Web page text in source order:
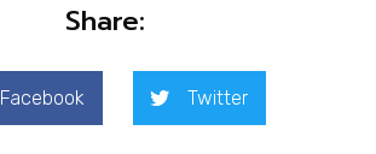
Share:
Facebook Twitter